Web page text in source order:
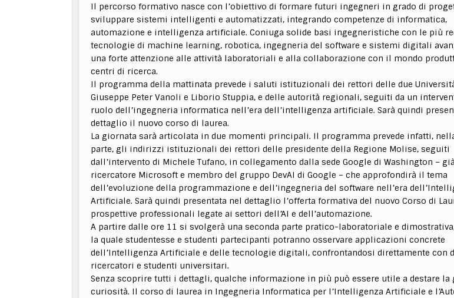
Il percorso formativo nasce con l’obiettivo di formare futuri ingegneri in grado di
sviluppare sistemi intelligenti e automatizzati, integrando competenze di informatica,
automazione e intelligenza artificiale. Coniuga solide basi ingegneristiche con le più
tecnologie di machine learning, robotica, ingegneria del software e sistemi digitali
una forte attenzione alle attività laboratoriali e alla collaborazione con il mondo
centri di ricerca.
Il programma della mattinata prevede i saluti istituzionali dei rettori delle due
Giuseppe Peter Vanoli e Liborio Stuppia, e delle autorità regionali, seguiti da un
ruolo dell’ingegneria informatica nell’era dell’intelligenza artificiale. Sarà quindi
dettaglio il nuovo corso di laurea.
La giornata sarà articolata in due momenti principali. Il programma prevede infatti,
parte, gli indirizzi istituzionali dei rettori delle presidente della Regione Molise, seguiti
dall’intervento di Michele Tufano, in collegamento dalla sede Google di Washington – già
ricercatore Microsoft e membro del gruppo DevAI di Google – che approfondirà il tema
dell’evoluzione della programmazione e dell’ingegneria del software nell’era
Artificiale. Sarà quindi presentata nel dettaglio l’offerta formativa del nuovo Corso di
prospettive professionali legate ai settori dell’AI e dell’automazione.
A partire dalle ore 11 si svolgerà una seconda parte pratico-laboratoriale e
la quale studentesse e studenti partecipanti potranno osservare applicazioni concrete
dell’Intelligenza Artificiale e delle tecnologie digitali, confrontandosi direttamente con
ricercatori e studenti universitari.
Senza scoprire tutti i dettagli, qualche informazione in più può essere utile a destare la
curiosità. Il corso di laurea in Ingegneria Informatica per l’Intelligenza Artificiale e